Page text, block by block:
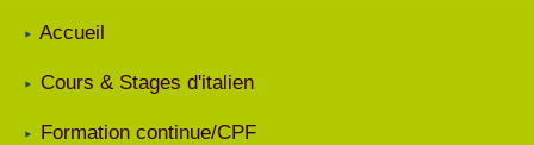
Accueil
Cours & Stages d'italien
Formation continue/CPF